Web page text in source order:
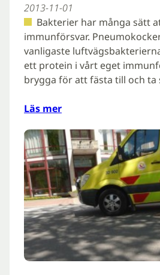
2013-11-01
Bakterier har många sätt
immunförsvar.
vanligaste
ett protein i vårt eget
brygga för att fästa till och
Läs mer